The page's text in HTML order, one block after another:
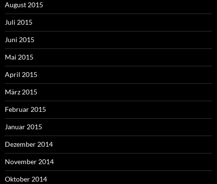
August 2015
Juli 2015
Juni 2015
Mai 2015
April 2015
März 2015
Februar 2015
Januar 2015
Dezember 2014
November 2014
Oktober 2014